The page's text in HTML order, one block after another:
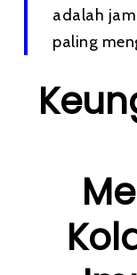
adalah
paling